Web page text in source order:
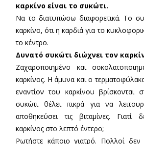
καρκίνο είναι το συκώτι.
Να το διατυπώσω διαφορετικά. Το
καρκίνο, ότι η καρδιά για το
το κέντρο.
Δυνατό συκώτι διώχνει τον
Ζαχαροποιημένο και
καρκίνος. Η άμυνα και ο
εναντίον του καρκίνου βρίσκονται
συκώτι θέλει πικρά για να
αποθηκεύσει τις βιταμίνες. Γιατί
καρκίνος στο λεπτό έντερο;
Ρωτήστε κάποιο γιατρό. Πολλοί δεν